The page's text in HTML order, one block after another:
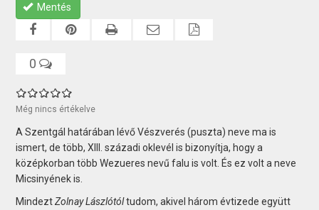
Mentés
0
Még nincs értékelve
A Szentgál határában lévő Vészverés (puszta) neve ma is
ismert, de több, XIII. századi oklevél is bizonyítja, hogy a
középkorban több Wezueres nevű falu is volt. És ez volt a neve
Micsinyének is.
MindeztZolnay Lászlótóltudom, akivel három évtizede együtt